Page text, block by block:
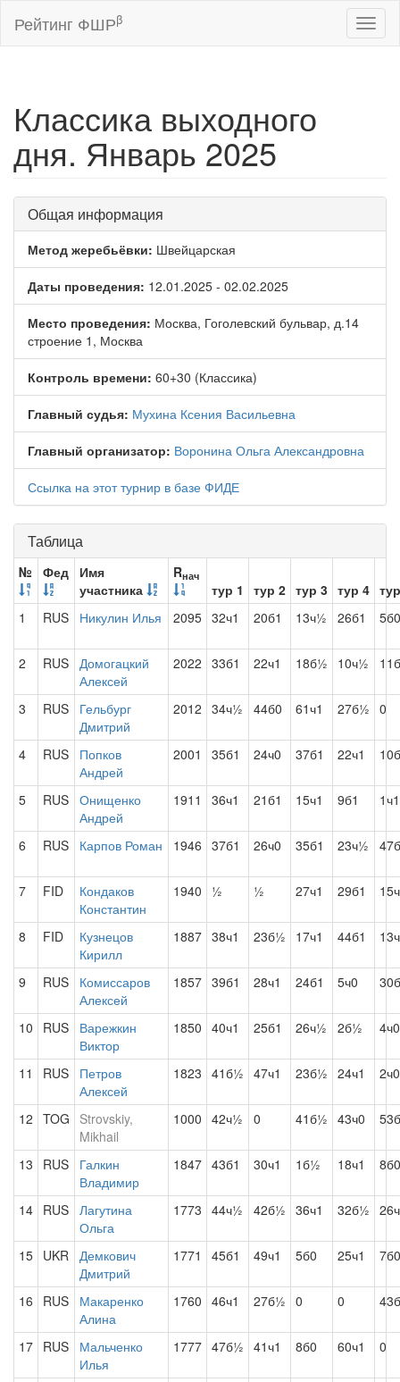
Рейтинг ФШРβ
Классика выходного
дня. Январь 2025
Общая информация
Метод жеребьёвки: Швейцарская
Даты проведения: 12.01.2025 - 02.02.2025
Место проведения: Москва, Гоголевский бульвар, д.14
строение 1, Москва
Контроль времени: 60+30 (Классика)
Главный судья: Мухина Ксения Васильевна
Главный организатор: Воронина Ольга Александровна
Ссылка на этот турнир в базе ФИДЕ
Таблица
№ Фед
Имя
участника
Rнач
тур 1 тур 2 тур 3 тур 4
1
RUS Никулин Илья 2095 32ч1 20б1 13ч½ 26б1 5б0
2 RUS Домогацкий
Алексей
2022 33б1 22ч1 18б½ 10ч½
3 RUS
Гельбург
Дмитрий
2012 34ч½ 44б0 61ч1 27б½ 0
4 RUS
Попков
Андрей
2001 35б1 24ч0 37б1 22ч1
5 RUS Онищенко
Андрей
1911 36ч1 21б1 15ч1 9б1 1ч1
6 RUS Карпов Роман 1946 37б1 26ч0 35б1 23ч½
7 FID
Кондаков
Константин
1940 ½ ½ 27ч1 29б1
8 FID
Кузнецов
Кирилл
1887 38ч1 23б½ 17ч1 44б1
9 RUS
Комиссаров
Алексей
1857 39б1 28ч1 24б1 5ч0
10 RUS
Варежкин
Виктор
1850 40ч1 25б1 26ч½ 2б½ 4ч0
11 RUS
Петров
Алексей
1823 41б½ 47ч1 23б½ 24ч1 2ч0
12 TOG
Strovskiy,
Mikhail
1000 42ч½ 0 41б½ 43ч0
13 RUS
Галкин
Владимир
1847 43б1 30ч1 1б½ 18ч1 8б0
14 RUS Лагутина
Ольга
1773 44ч½ 42б½ 36ч1 32б½
15 UKR Демкович
Дмитрий
1771 45б1 49ч1 5б0 25ч1 7б0
16 RUS
Макаренко
Алина
1760 46ч1 27б½ 0 0
17 RUS
Мальченко
Илья
1777 47б½ 41ч1 8б0 60ч1 0